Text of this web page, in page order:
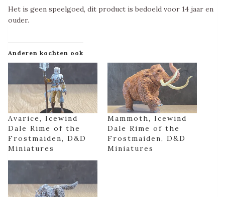
Het is geen speelgoed, dit product is bedoeld voor 14 jaar en
ouder.
Anderen kochten ook
Avarice, Icewind
Dale Rime of the
Frostmaiden, D&D
Miniatures
Mammoth, Icewind
Dale Rime of the
Frostmaiden, D&D
Miniatures